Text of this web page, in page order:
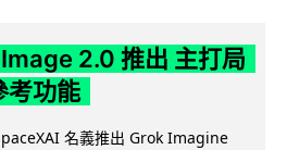
2.0 推出 主打局
考功能
名義推出 Grok Imagine